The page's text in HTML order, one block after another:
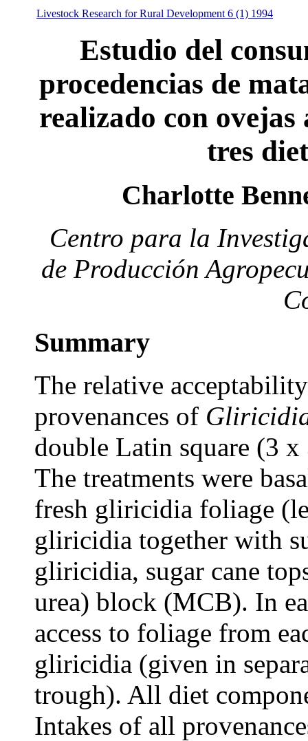
Livestock Research for Rural Development 6 (1) 1994
Estudio del
procedencias de
realizado con
tres
Charlotte
Centro para la
de Producción
Summary
The relative
provenances of
double Latin square (3
The treatments were
fresh gliricidia foliage
gliricidia together with
gliricidia, sugar cane
urea) block (MCB). In
access to foliage from
gliricidia (given in
trough). All diet
Intakes of all